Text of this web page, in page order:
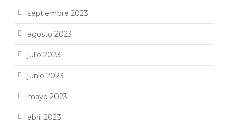
septiembre 2023
agosto 2023
julio 2023
junio 2023
mayo 2023
abril 2023